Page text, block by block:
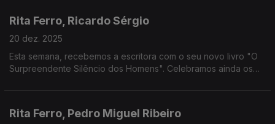
Rita Ferro, Ricardo Sérgio
20 dez. 2025
Esta semana, recebemos a escritora com o seu novo livro "O
Surpreendente Silêncio dos Homens". Celebramos ainda os
Rita Ferro, Pedro Miguel Ribeiro